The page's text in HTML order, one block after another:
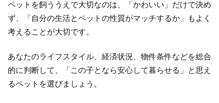
ペットを飼ううえで大切なのは、「かわいい」だけで決め
ず、「自分の生活とペットの性質がマッチするか」もよく
考えることが大切です。
あなたのライフスタイル、経済状況、物件条件などを総合
的に判断して、「この子となら安心して暮らせる」と思え
るペットを選びましょう。